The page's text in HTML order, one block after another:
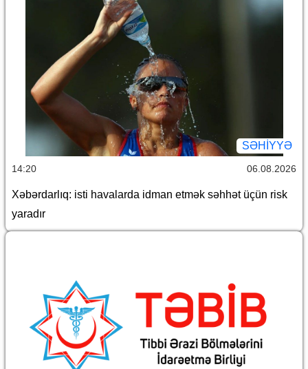
SƏHIYYƏ
14:20 06.08.2026
Xəbərdarlıq: isti havalarda idman etmək səhhət üçün risk
yaradır